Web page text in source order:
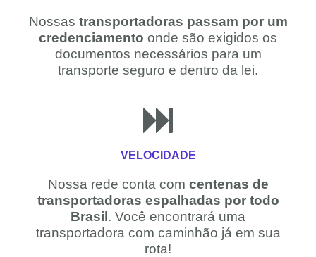
Nossas transportadoras passam por um
credenciamento onde são exigidos os
documentos necessários para um
transporte seguro e dentro da lei.
VELOCIDADE
Nossa rede conta com centenas de
transportadoras espalhadas por todo
Brasil. Você encontrará uma
transportadora com caminhão já em sua
rota!